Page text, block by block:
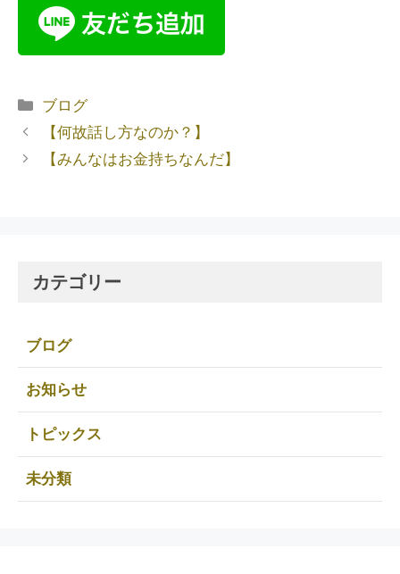
ブログ
【何故話し方なのか？】
【みんなはお金持ちなんだ】
カテゴリー
ブログ
お知らせ
トピックス
未分類